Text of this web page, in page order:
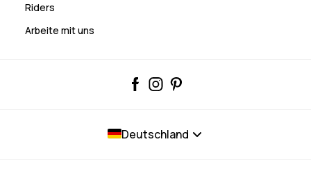
Riders
Arbeite mit uns
Deutschland